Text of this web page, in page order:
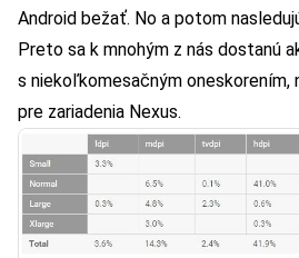
Android bežať. No a potom
Preto sa k mnohým z nás dostanú
s niekoľkomesačným oneskorením,
pre zariadenia Nexus.